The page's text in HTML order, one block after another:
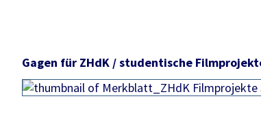
Gagen für ZHdK / studentische